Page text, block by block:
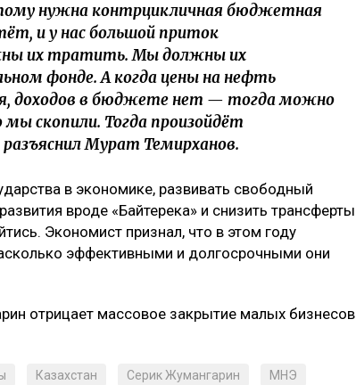
нужна контрцикличная бюджетная
и у нас большой приток
их тратить. Мы должны их
фонде. А когда цены на нефть
доходов в бюджете нет — тогда можно
скопили. Тогда произойдёт
Мурат Темирханов.
в экономике, развивать свободный
вроде «Байтерека» и снизить трансферты
Экономист признал, что в этом году
эффективными и долгосрочными они
отрицает массовое закрытие малых бизнесов
Казахстан Серик Жумангарин МНЭ